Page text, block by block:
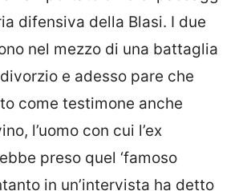
difensiva della Blasi. I due
nel mezzo di una battaglia
e adesso pare che
come testimone anche
l’uomo con cui l’ex
preso quel ‘famoso
in un’intervista ha detto